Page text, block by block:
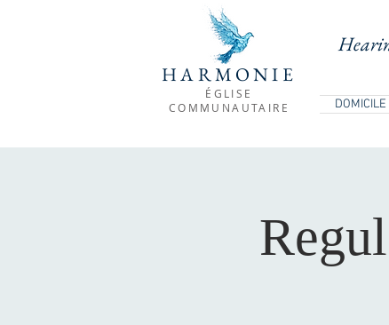
HARMONIE
ÉGLISE
COMMUNAUTAIRE
DOMICILE